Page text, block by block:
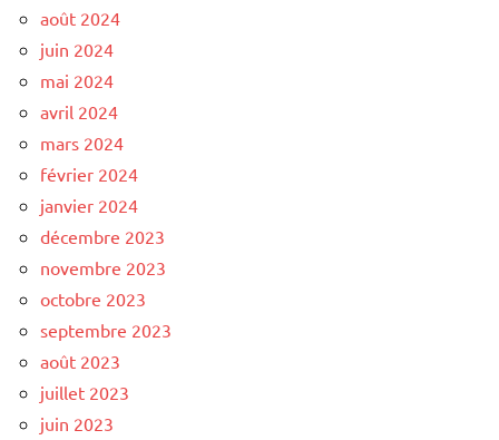
août 2024
juin 2024
mai 2024
avril 2024
mars 2024
février 2024
janvier 2024
décembre 2023
novembre 2023
octobre 2023
septembre 2023
août 2023
juillet 2023
juin 2023